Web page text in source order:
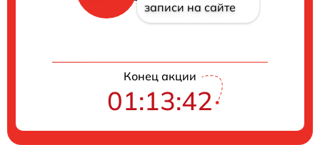
записи на сайте
Конец акции
01:13:42